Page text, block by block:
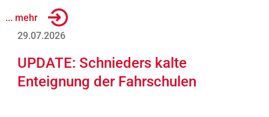
... mehr
29.07.2026
UPDATE: Schnieders kalte
Enteignung der Fahrschulen